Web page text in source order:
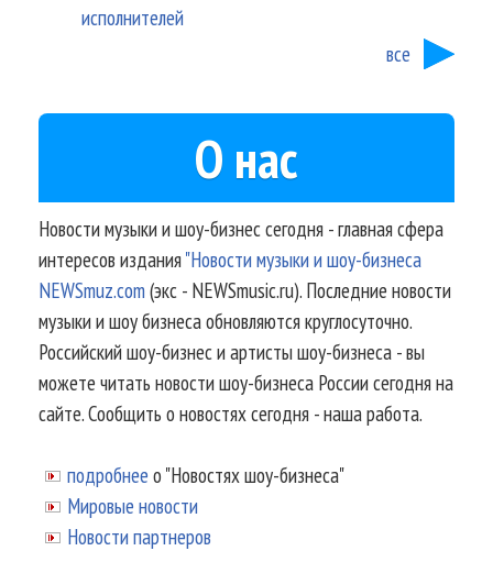
исполнителей
все
О нас
Новости музыки и шоу-бизнес сегодня - главная сфера
интересов издания"Новости музыки и шоу-бизнеса
NEWSmuz.com(экс - NEWSmusic.ru). Последние новости
музыки и шоу бизнеса обновляются круглосуточно.
Российский шоу-бизнес и артисты шоу-бизнеса - вы
можете читать новости шоу-бизнеса России сегодня на
сайте. Сообщить о новостях сегодня - наша работа.
подробнее о "Новостях шоу-бизнеса"
Мировые новости
Новости партнеров